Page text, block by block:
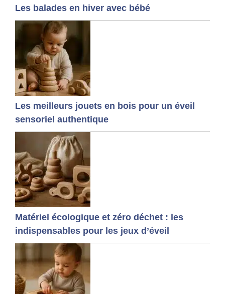
Les balades en hiver avec bébé
Les meilleurs jouets en bois pour un éveil
sensoriel authentique
Matériel écologique et zéro déchet : les
indispensables pour les jeux d’éveil